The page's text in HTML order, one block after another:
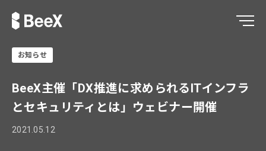
お知らせ
BeeX主催「DX推進に求められるITインフラ
とセキュリティとは」ウェビナー開催
2021.05.12